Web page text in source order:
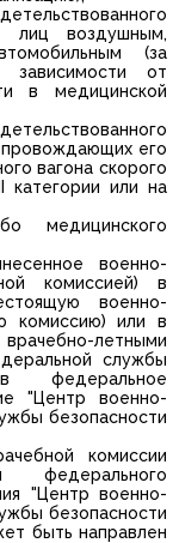
лиц воздушным,
(за
зависимости от
в медицинской
его
вагона скорого
категории или на
медицинского
военно-
комиссией) в
военно-
комиссию) или в
летными
службы
федеральное
"Центр военно-
безопасности
комиссии
федерального
"Центр военно-
безопасности
быть направлен